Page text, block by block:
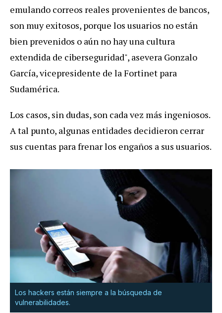
emulando correos reales provenientes de bancos,
son muy exitosos, porque los usuarios no están
bien prevenidos o aún no hay una cultura
extendida de ciberseguridad", asevera Gonzalo
García, vicepresidente de la Fortinet para
Sudamérica.
Los casos, sin dudas, son cada vez más ingeniosos.
A tal punto, algunas entidades decidieron cerrar
sus cuentas para frenar los engaños a sus usuarios.
Los hackers están siempre a la búsqueda de
vulnerabilidades.